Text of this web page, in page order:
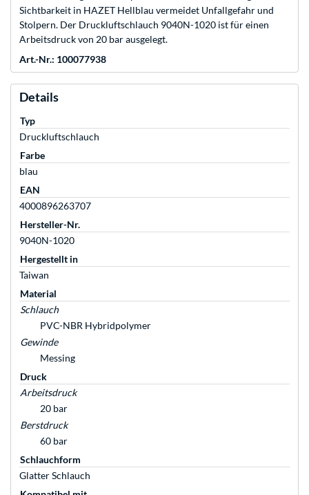
Sichtbarkeit in HAZET Hellblau vermeidet Unfallgefahr und
Stolpern. Der Druckluftschlauch 9040N-1020 ist für einen
Arbeitsdruck von 20 bar ausgelegt.
Art.-Nr.: 100077938
Details
Typ
Druckluftschlauch
Farbe
blau
EAN
4000896263707
Hersteller-Nr.
9040N-1020
Hergestellt in
Taiwan
Material
Schlauch
PVC-NBR Hybridpolymer
Gewinde
Messing
Druck
Arbeitsdruck
20 bar
Berstdruck
60 bar
Schlauchform
Glatter Schlauch